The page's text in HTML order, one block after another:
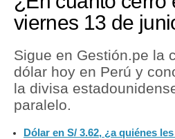
Mercados
Política
Tu Dinero
Finanzas Personales
viernes 13 de
Sigue en Gestión.pe la
dólar hoy en Perú y
la divisa
paralelo.
Dólar en S/ 3.62, ¿a quiénes